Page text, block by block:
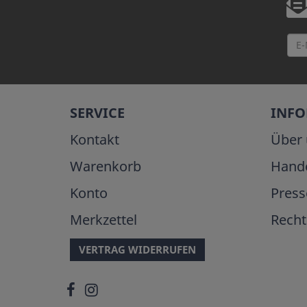
SERVICE
Kontakt
Warenkorb
Konto
Merkzettel
VERTRAG WIDERRUFEN
Über